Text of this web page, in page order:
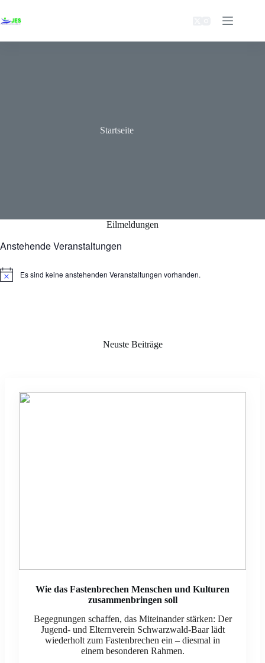
Inhalt
springen
Startseite
Eilmeldungen
Anstehende Veranstaltungen
H
Es sind keine anstehenden Veranstaltungen vorhanden.
Neuste Beiträge
Wie das Fastenbrechen Menschen und Kulturen
zusammenbringen soll
Begegnungen schaffen, das Miteinander stärken: Der
Jugend- und Elternverein Schwarzwald-Baar lädt
wiederholt zum Fastenbrechen ein – diesmal in
einem besonderen Rahmen.